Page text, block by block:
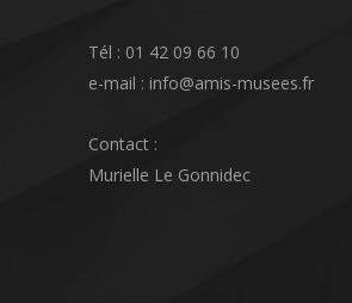
Tél : 01 42 09 66 10
e-mail : info@amis-musees.fr
Contact :
Murielle Le Gonnidec